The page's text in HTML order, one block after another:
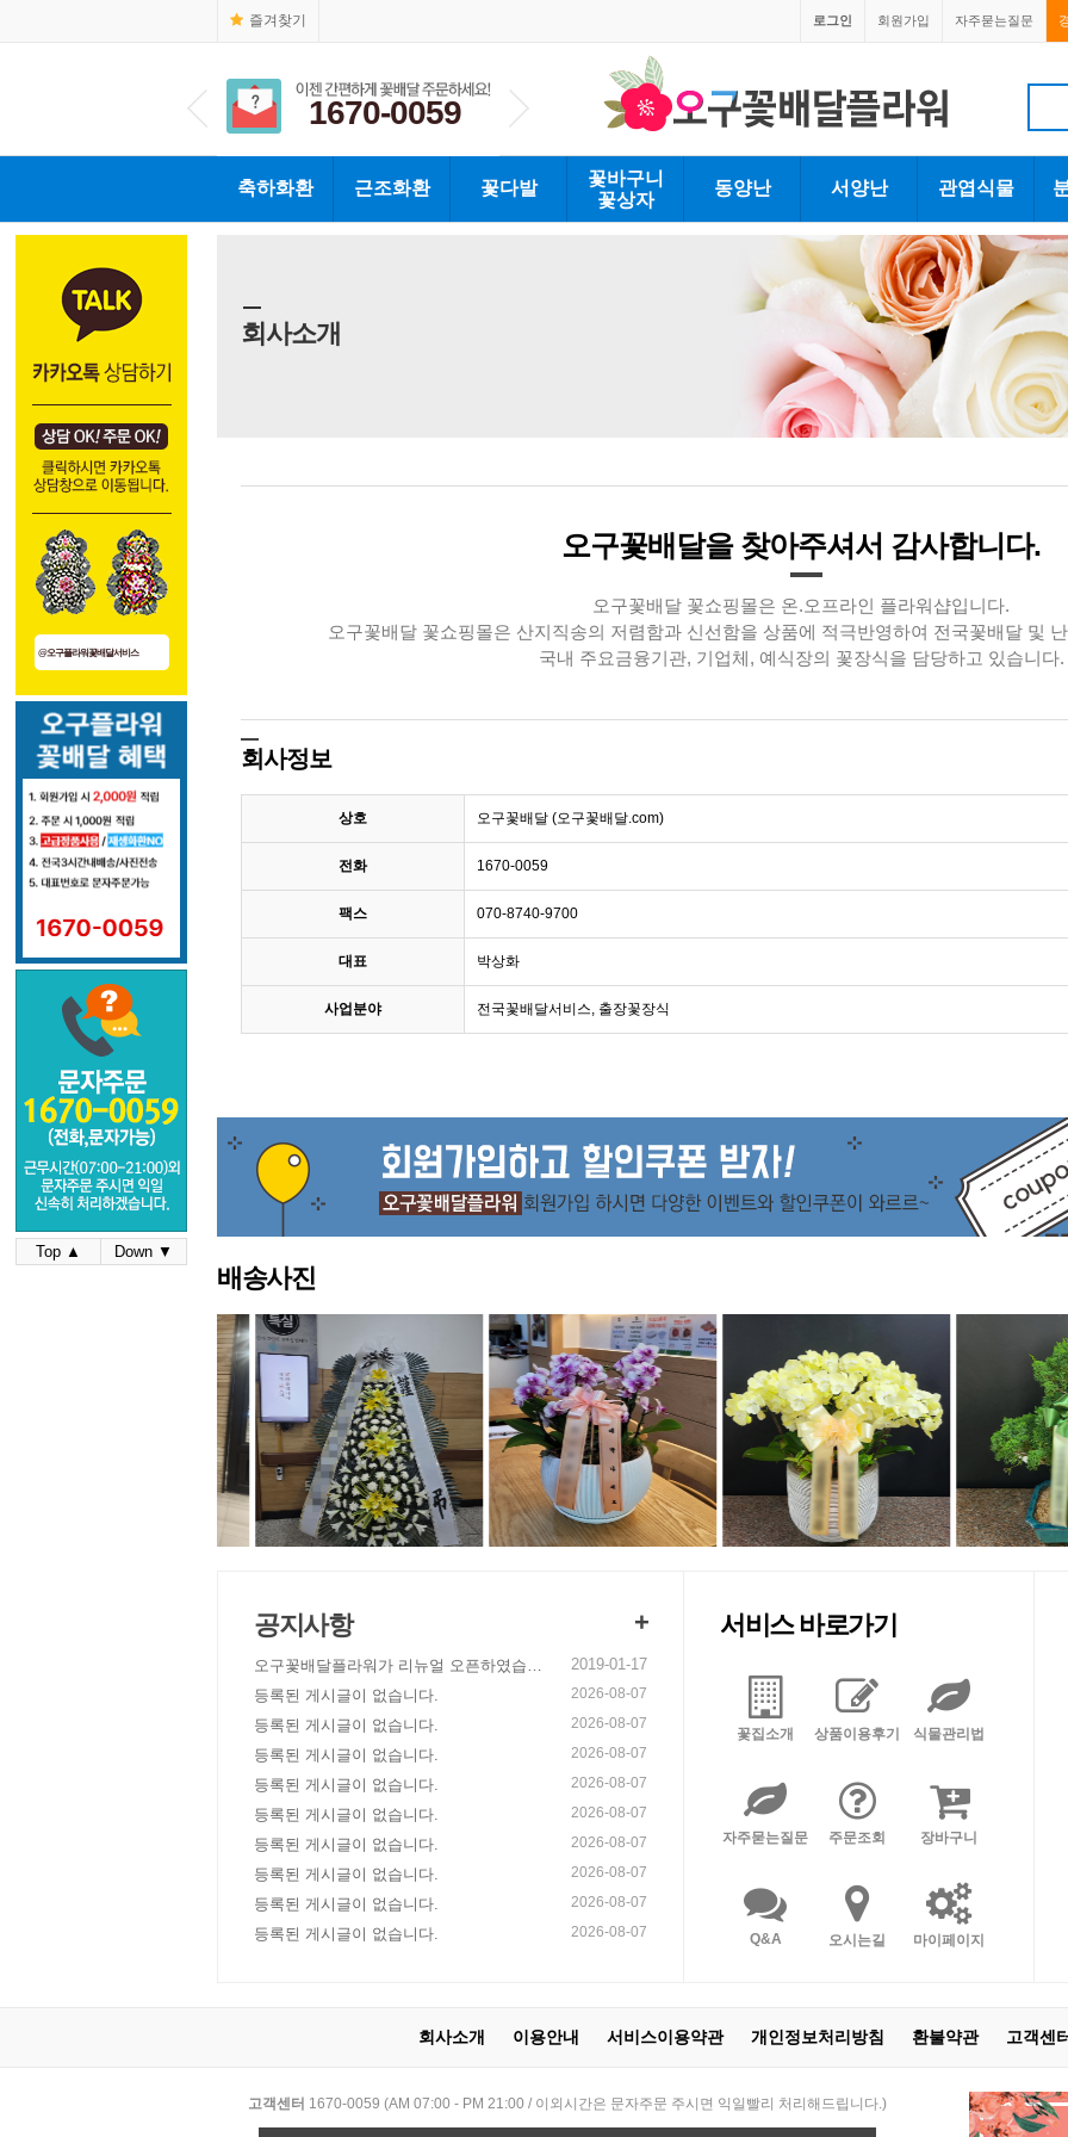
즐겨찾기 자주묻는질문
회원가입
로그인
1670-0059 1670-0059 1670-0059 1670-0059
축하화환 근조화환 꽃다발
꽃바구니
꽃상자
동양난 서양난 관엽식물
@오구플라워꽃배달서비스
Top ▲ Down ▼
회사소개
오구꽃배달을 찾아주셔서 감사합니다.
오구꽃배달 꽃쇼핑몰은 온.오프라인 플라워샵입니다.
오구꽃배달 꽃쇼핑몰은 산지직송의 저렴함과 신선함을 상품에 적극반영하여 전국꽃배달 및
국내 주요금융기관, 기업체, 예식장의 꽃장식을 담당하고 있습니다.
회사정보
상호 오구꽃배달 (오구꽃배달.com)
전화 1670-0059
팩스 070-8740-9700
대표 박상화
사업분야 전국꽃배달서비스, 출장꽃장식
배송사진
공지사항 +
오구꽃배달플라워가 리뉴얼 오픈하였습니
다!
2019-01-17
등록된 게시글이 없습니다.
2026-08-07
등록된 게시글이 없습니다. 2026-08-07
등록된 게시글이 없습니다. 2026-08-07
등록된 게시글이 없습니다. 2026-08-07
등록된 게시글이 없습니다. 2026-08-07
등록된 게시글이 없습니다. 2026-08-07
등록된 게시글이 없습니다. 2026-08-07
등록된 게시글이 없습니다. 2026-08-07
등록된 게시글이 없습니다. 2026-08-07
서비스 바로가기
꽃집소개 상품이용후기 식물관리법
자주묻는질문 주문조회 장바구니
Q&A 오시는길 마이페이지
회사소개 이용안내 서비스이용약관 개인정보처리방침 환불약관 고객센
고객센터 1670-0059 (AM 07:00 - PM 21:00 / 이외시간은 문자주문 주시면 익일빨리 처리해드립니다.)